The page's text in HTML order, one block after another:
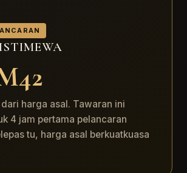
dari harga asal. Tawaran ini
4 jam pertama pelancaran
tu, harga asal berkuatkuasa